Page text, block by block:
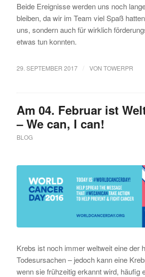
Beide Ereignisse werden uns noch
bleiben, da wir im Team viel Spaß
uns, sondern auch für wirklich
etwas tun konnten.
29. SEPTEMBER 2017 / VON TOWERPR
Am 04. Februar ist
– We can, I can!
BLOG
Krebs ist noch immer weltweit eine der
Todesursachen – jedoch kann eine
wenn sie frühzeitig erkannt wird, häufig